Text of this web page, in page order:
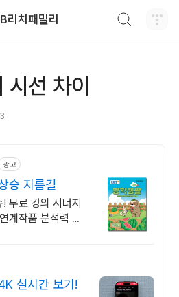
리치패밀리
선 차이
광고
승 지름길
무료 강의 시너지
계작품 분석력 강
실시간 보기!